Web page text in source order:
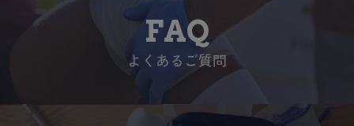
FAQ
よくあるご質問